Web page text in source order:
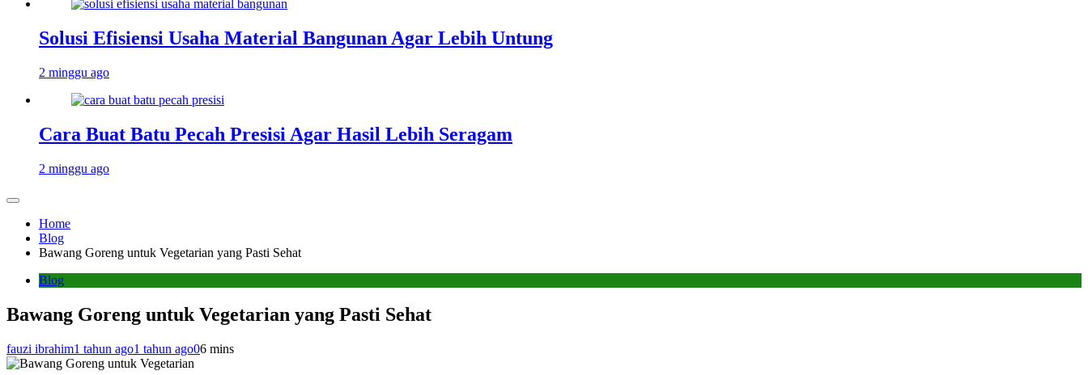
Solusi Efisiensi Usaha Material Bangunan Agar Lebih Untung
2 minggu ago
Cara Buat Batu Pecah Presisi Agar Hasil Lebih Seragam
2 minggu ago
Home
Blog
Bawang Goreng untuk Vegetarian yang Pasti Sehat
Blog
Bawang Goreng untuk Vegetarian yang Pasti Sehat
fauzi ibrahim1 tahun ago1 tahun ago06 mins